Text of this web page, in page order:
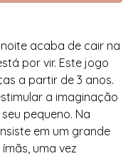
acaba de cair na
por vir. Este jogo
a partir de 3 anos.
a imaginação
pequeno. Na
em um grande
uma vez